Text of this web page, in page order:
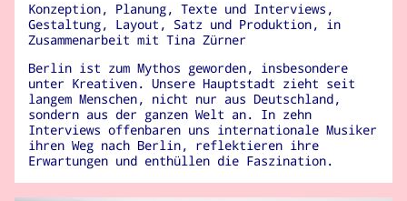
Konzeption, Planung, Texte und Interviews,
Gestaltung, Layout, Satz und Produktion, in
Zusammenarbeit mit Tina Zürner
Berlin ist zum Mythos geworden, insbesondere
unter Kreativen. Unsere Hauptstadt zieht seit
langem Menschen, nicht nur aus Deutschland,
sondern aus der ganzen Welt an. In zehn
Interviews offenbaren uns internationale Musiker
ihren Weg nach Berlin, reflektieren ihre
Erwartungen und enthüllen die Faszination.